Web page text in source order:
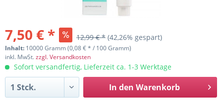
7,50 € * 12,99 € * (42,26% gespart)
Inhalt: 10000 Gramm (0,08 € * / 100 Gramm)
inkl. MwSt.zzgl. Versandkosten
Sofort versandfertig, Lieferzeit ca. 1-3 Werktage
In den Warenkorb